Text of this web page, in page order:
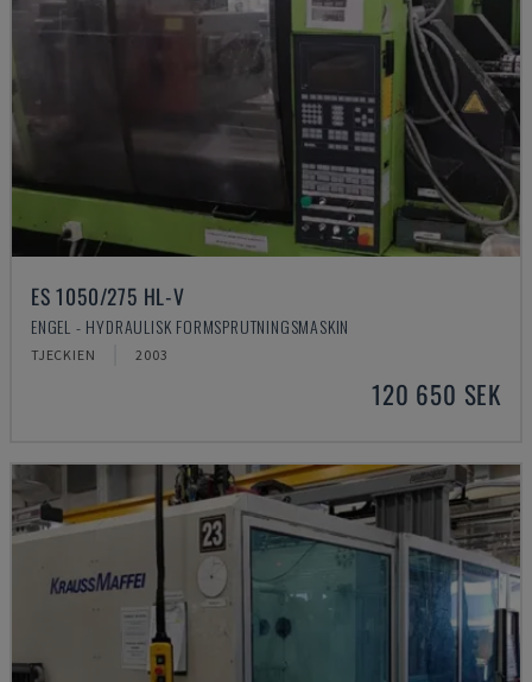
ES 1050/275 HL-V
ENGEL - HYDRAULISK FORMSPRUTNINGSMASKIN
TJECKIEN 2003
120 650 SEK